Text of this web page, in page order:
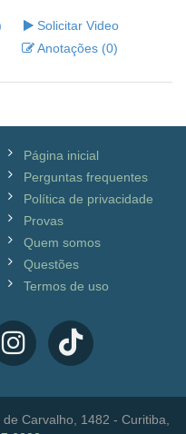
Solicitar Video
Anotações (0)
Página inicial
Perguntas frequentes
Política de privacidade
Provas
Quem somos
Questões
Termos de uso
Carvalho, 1482 - Curitiba,